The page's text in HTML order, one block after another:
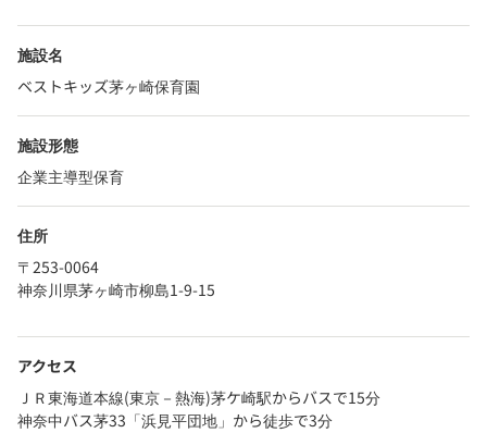
施設名
ベストキッズ茅ヶ崎保育園
施設形態
企業主導型保育
住所
〒253-0064
神奈川県茅ヶ崎市柳島1-9-15
アクセス
ＪＲ東海道本線(東京－熱海)茅ケ崎駅からバスで15分
神奈中バス茅33「浜見平団地」から徒歩で3分